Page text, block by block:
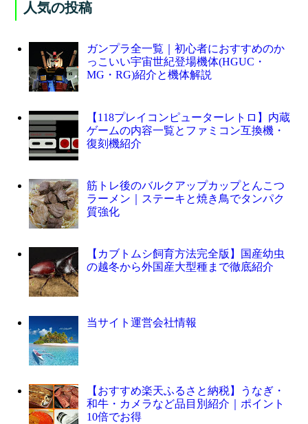
人気の投稿
ガンプラ全一覧｜初心者におすすめのか
っこいい宇宙世紀登場機体(HGUC・
MG・RG)紹介と機体解説
【118プレイコンピューターレトロ】内蔵
ゲームの内容一覧とファミコン互換機・
復刻機紹介
筋トレ後のバルクアップカップとんこつ
ラーメン｜ステーキと焼き鳥でタンパク
質強化
【カブトムシ飼育方法完全版】国産幼虫
の越冬から外国産大型種まで徹底紹介
当サイト運営会社情報
【おすすめ楽天ふるさと納税】うなぎ・
和牛・カメラなど品目別紹介｜ポイント
10倍でお得